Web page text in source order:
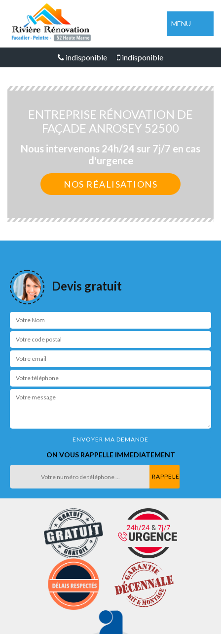
MENU
indisponible indisponible
ENTREPRISE RÉNOVATION DE
FAÇADE ANROSEY 52500
Nous intervenons 24h/24 sur 7j/7 en cas
d'urgence
NOS RÉALISATIONS
Devis gratuit
ON VOUS RAPPELLE IMMEDIATEMENT